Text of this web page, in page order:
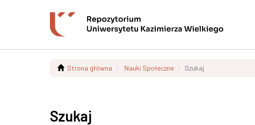
Strona główna Nauki Społeczne Szukaj
Szukaj